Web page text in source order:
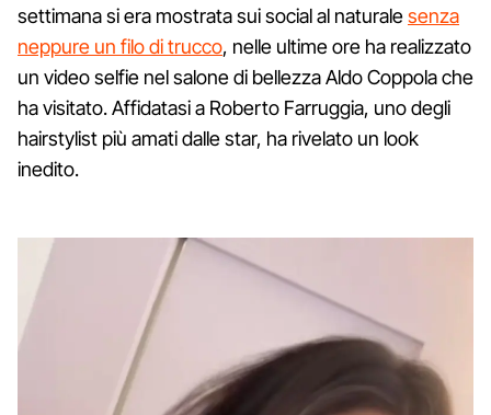
settimana si era mostrata sui social al naturalesenza
neppure un filo di trucco, nelle ultime ore ha realizzato
un video selfie nel salone di bellezza Aldo Coppola che
ha visitato. Affidatasi a Roberto Farruggia, uno degli
hairstylist più amati dalle star, ha rivelato un look
inedito.